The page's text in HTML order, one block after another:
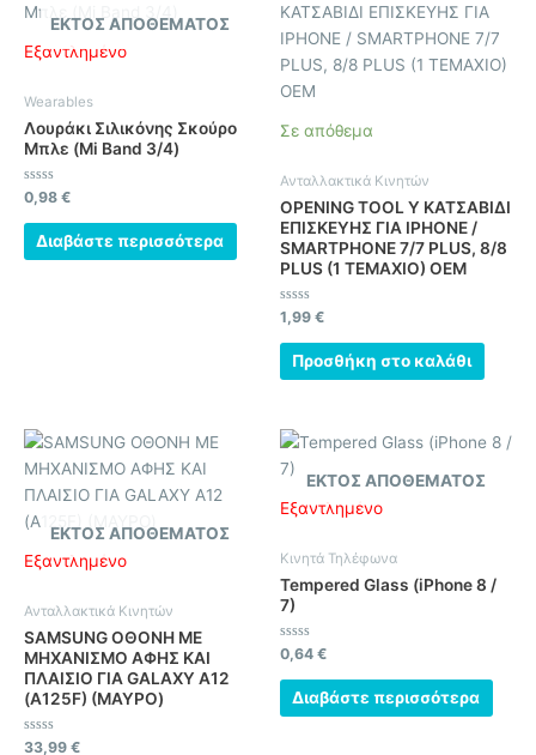
ΕΚΤΌΣ ΑΠΟΘΈΜΑΤΟΣ
Εξαντλημένο
Wearables
Λουράκι Σιλικόνης Σκούρο
Μπλε (Mi Band 3/4)
Βαθμολογήθηκε
με
0
από
0,98 €
Διαβάστε περισσότερα
Σε απόθεμα
Ανταλλακτικά Κινητών
OPENING TOOL Y ΚΑΤΣΑΒΙΔΙ
ΕΠΙΣΚΕΥΗΣ ΓΙΑ IPHONE /
SMARTPHONE 7/7 PLUS, 8/8
PLUS (1 ΤΕΜΑΧΙΟ) OEM
Βαθμολογήθηκε
με
0
από
1,99 €
Προσθήκη στο καλάθι
ΕΚΤΌΣ ΑΠΟΘΈΜΑΤΟΣ
Εξαντλημένο
Ανταλλακτικά Κινητών
SAMSUNG ΟΘΟΝΗ ΜΕ
ΜΗΧΑΝΙΣΜΟ ΑΦΗΣ ΚΑΙ
ΠΛΑΙΣΙΟ ΓΙΑ GALAXY A12
(A125F) (ΜΑΥΡΟ)
Βαθμολογήθηκε
33,99 €
ΕΚΤΌΣ ΑΠΟΘΈΜΑΤΟΣ
Εξαντλημένο
Κινητά Τηλέφωνα
Tempered Glass (iPhone 8 /
7)
Βαθμολογήθηκε
με
0
από
0,64 €
Διαβάστε περισσότερα